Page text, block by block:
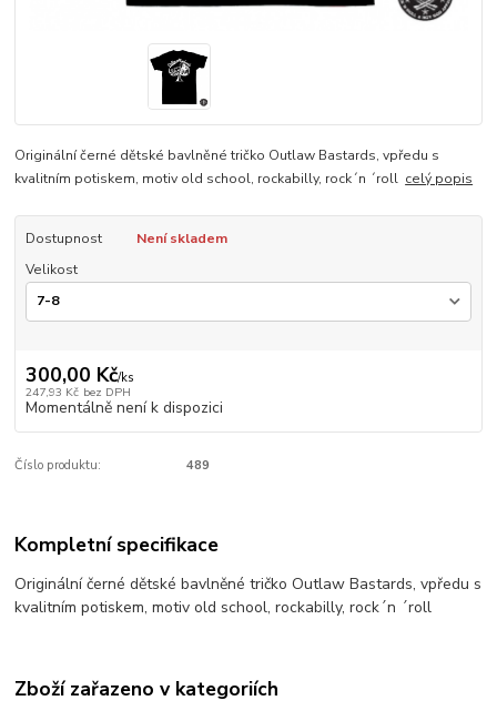
Originální černé dětské bavlněné tričko Outlaw Bastards, vpředu s
kvalitním potiskem, motiv old school, rockabilly, rock´n ´roll celý popis
Dostupnost
Není skladem
Velikost
300,00 Kč/ks
247,93 Kč bez DPH
Momentálně není k dispozici
Číslo produktu: 489
Kompletní specifikace
Originální černé dětské bavlněné tričko Outlaw Bastards, vpředu s
kvalitním potiskem, motiv old school, rockabilly, rock´n ´roll
Zboží zařazeno v kategoriích